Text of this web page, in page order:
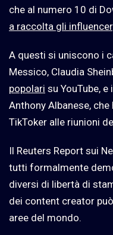
che al numero 10 di
a raccolta gli influencer
A questi si uniscono i
Messico, Claudia
popolari su YouTube,
Anthony Albanese,
TikToker alle riunioni
Il Reuters Report sui
tutti formalmente
diversi di libertà di
dei content creator
aree del mondo.